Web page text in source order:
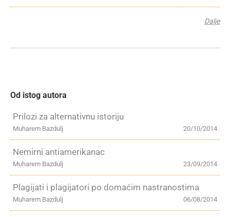
Dalje
Od istog autora
Prilozi za alternativnu istoriju
20/10/2014
Muharem Bazdulj
Nemirni antiamerikanac
23/09/2014
Muharem Bazdulj
Plagijati i plagijatori po domaćim nastranostima
06/08/2014
Muharem Bazdulj